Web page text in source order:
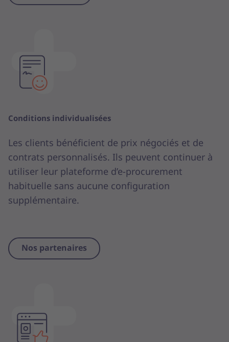
Conditions individualisées
Les clients bénéficient de prix négociés et de
contrats personnalisés. Ils peuvent continuer à
utiliser leur plateforme d’e-procurement
habituelle sans aucune configuration
supplémentaire.
Nos partenaires